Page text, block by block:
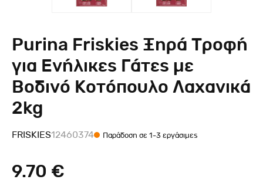
Purina Friskies Ξηρά Τροφή
για Ενήλικες Γάτες με
Βοδινό Κοτόπουλο Λαχανικά
2kg
FRISKIES12460374 Παράδοση σε 1-3 εργάσιμες
9.70 €